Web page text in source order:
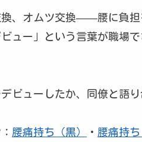
、オムツ交換——腰に負担
ュー」という言葉が職場
ビューしたか、同僚と語
腰痛持ち（黒） ・ 腰痛持ち